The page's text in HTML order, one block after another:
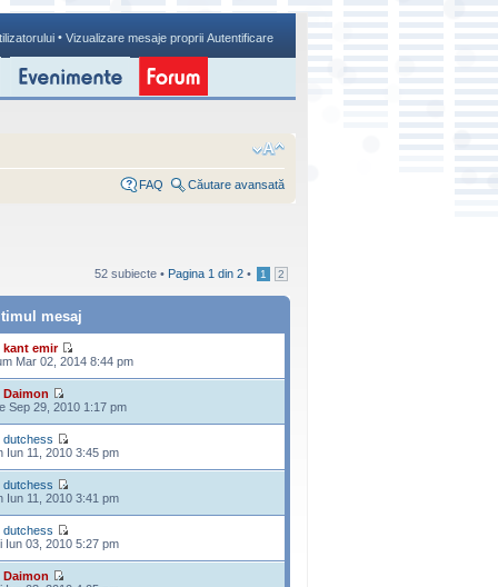
• Vizualizare mesaje proprii Autentificare
FAQ Căutare avansată
52 subiecte • Pagina 1 din 2 • 1 2
mesaj
kant emir
Mar 02, 2014 8:44 pm
Daimon
Sep 29, 2010 1:17 pm
dutchess
Iun 11, 2010 3:45 pm
dutchess
Iun 11, 2010 3:41 pm
dutchess
Iun 03, 2010 5:27 pm
Daimon